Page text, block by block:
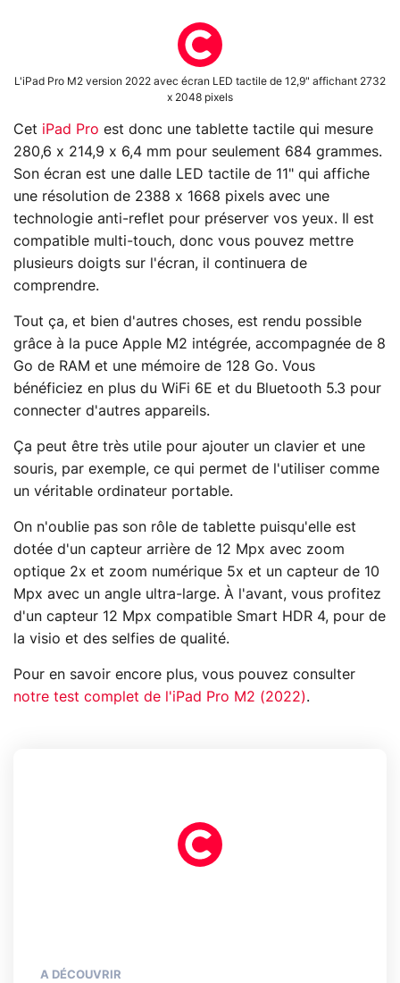
L'iPad Pro M2 version 2022 avec écran LED tactile de 12,9" affichant 2732
x 2048 pixels
Cet iPad Pro est donc une tablette tactile qui mesure
280,6 x 214,9 x 6,4 mm pour seulement 684 grammes.
Son écran est une dalle LED tactile de 11" qui affiche
une résolution de 2388 x 1668 pixels avec une
technologie anti-reflet pour préserver vos yeux. Il est
compatible multi-touch, donc vous pouvez mettre
plusieurs doigts sur l'écran, il continuera de
comprendre.
Tout ça, et bien d'autres choses, est rendu possible
grâce à la puce Apple M2 intégrée, accompagnée de 8
Go de RAM et une mémoire de 128 Go. Vous
bénéficiez en plus du WiFi 6E et du Bluetooth 5.3 pour
connecter d'autres appareils.
Ça peut être très utile pour ajouter un clavier et une
souris, par exemple, ce qui permet de l'utiliser comme
un véritable ordinateur portable.
On n'oublie pas son rôle de tablette puisqu'elle est
dotée d'un capteur arrière de 12 Mpx avec zoom
optique 2x et zoom numérique 5x et un capteur de 10
Mpx avec un angle ultra-large. À l'avant, vous profitez
d'un capteur 12 Mpx compatible Smart HDR 4, pour de
la visio et des selfies de qualité.
Pour en savoir encore plus, vous pouvez consulter
notre test complet de l'iPad Pro M2 (2022).
A DÉCOUVRIR